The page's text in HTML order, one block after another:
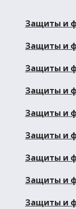
Защиты и
Защиты и
Защиты и
Защиты и
Защиты и
Защиты и
Защиты и
Защиты и
Защиты и